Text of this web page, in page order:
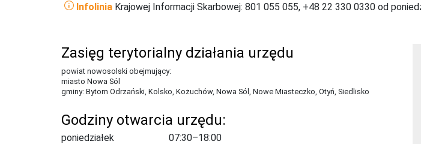
Infolinia Krajowej Informacji Skarbowej: 801 055 055, +48 22 330 0330 od
Zasięg terytorialny działania urzędu
powiat nowosolski obejmujący:
miasto Nowa Sól
gminy: Bytom Odrzański, Kolsko, Kożuchów, Nowa Sól, Nowe Miasteczko, Otyń, Siedlisko
Godziny otwarcia urzędu:
poniedziałek
07:30–18:00